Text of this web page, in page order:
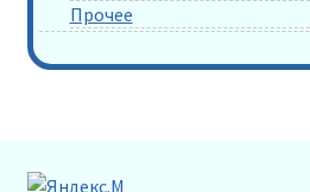
Прочее